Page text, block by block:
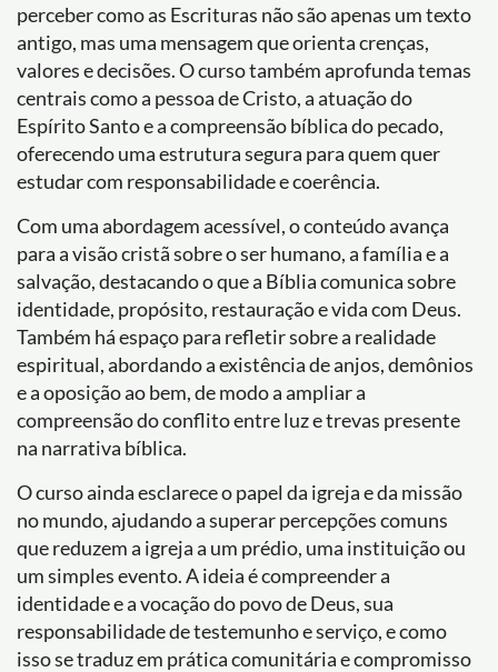
perceber como as Escrituras não são apenas um texto
antigo, mas uma mensagem que orienta crenças,
valores e decisões. O curso também aprofunda temas
centrais como a pessoa de Cristo, a atuação do
Espírito Santo e a compreensão bíblica do pecado,
oferecendo uma estrutura segura para quem quer
estudar com responsabilidade e coerência.
Com uma abordagem acessível, o conteúdo avança
para a visão cristã sobre o ser humano, a família e a
salvação, destacando o que a Bíblia comunica sobre
identidade, propósito, restauração e vida com Deus.
Também há espaço para refletir sobre a realidade
espiritual, abordando a existência de anjos, demônios
e a oposição ao bem, de modo a ampliar a
compreensão do conflito entre luz e trevas presente
na narrativa bíblica.
O curso ainda esclarece o papel da igreja e da missão
no mundo, ajudando a superar percepções comuns
que reduzem a igreja a um prédio, uma instituição ou
um simples evento. A ideia é compreender a
identidade e a vocação do povo de Deus, sua
responsabilidade de testemunho e serviço, e como
isso se traduz em prática comunitária e compromisso